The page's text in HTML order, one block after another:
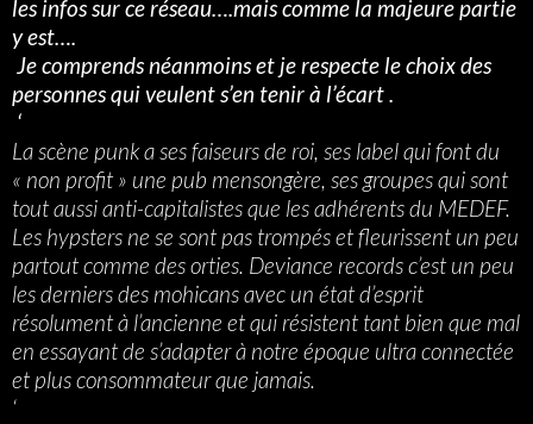
les infos sur ce réseau….mais comme la majeure partie
y est….
Je comprends néanmoins et je respecte le choix des
personnes qui veulent s’en tenir à l’écart .
‘
La scène punk a ses faiseurs de roi, ses label qui font du
« non profit » une pub mensongère, ses groupes qui sont
tout aussi anti-capitalistes que les adhérents du MEDEF.
Les hypsters ne se sont pas trompés et fleurissent un peu
partout comme des orties. Deviance records c’est un peu
les derniers des mohicans avec un état d’esprit
résolument à l’ancienne et qui résistent tant bien que mal
en essayant de s’adapter à notre époque ultra connectée
et plus consommateur que jamais.
‘